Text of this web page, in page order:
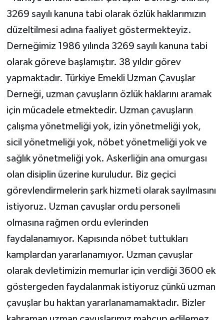
3269 sayılı kanuna tabi olarak özlük haklarımızın
düzeltilmesi adına faaliyet göstermekteyiz.
Derneğimiz 1986 yılında 3269 sayılı kanuna tabi
olarak göreve başlamıştır. 38 yıldır görev
yapmaktadır. Türkiye Emekli Uzman Çavuşlar
Derneği, uzman çavuşların özlük haklarını aramak
için mücadele etmektedir. Uzman çavuşların
çalışma yönetmeliği yok, izin yönetmeliği yok,
sicil yönetmeliği yok, nöbet yönetmeliği yok ve
sağlık yönetmeliği yok. Askerliğin ana omurgası
olan disiplin üzerine kuruludur. Biz geçici
görevlendirmelerin şark hizmeti olarak sayılmasını
istiyoruz. Uzman çavuşlar ordu personeli
olmasına rağmen ordu evlerinden
faydalanamıyor. Kapısında nöbet tuttukları
kamplardan yararlanamıyor. Uzman çavuşlar
olarak devletimizin memurlar için verdiği 3600 ek
göstergeden faydalanmak istiyoruz çünkü uzman
çavuşlar bu haktan yararlanamamaktadır. Bizler